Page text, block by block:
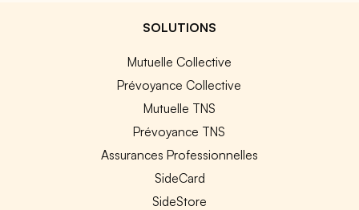
SOLUTIONS
Mutuelle Collective
Prévoyance Collective
Mutuelle TNS
Prévoyance TNS
Assurances Professionnelles
SideCard
SideStore